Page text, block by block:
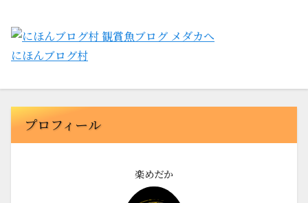
にほんブログ村
プロフィール
楽めだか